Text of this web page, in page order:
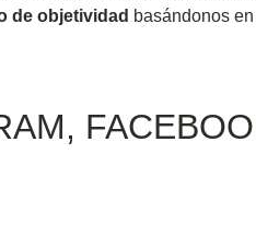
de objetividad basándonos